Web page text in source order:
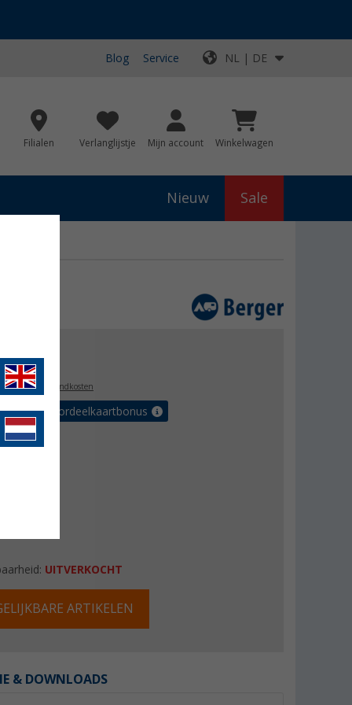
Blog Service NL | DE
Filialen Verlanglijstje Mijn account Winkelwagen
Nieuw Sale
BTWplus verzendkosten
tot 5% voordeelkaartbonus
UITVERKOCHT
ARTIKELEN
& DOWNLOADS